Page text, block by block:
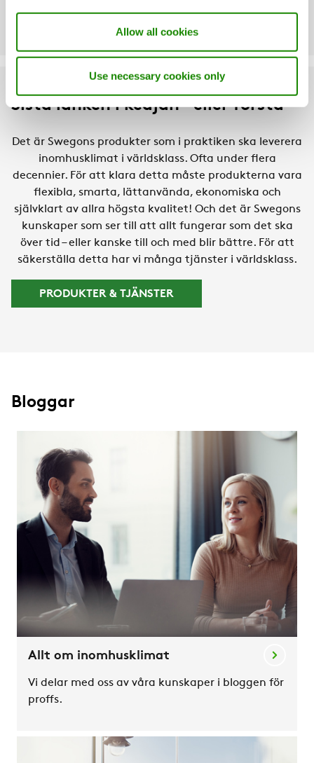
Allow all cookies
Use necessary cookies only
Sista länken i kedjan – eller första
Det är Swegons produkter som i praktiken ska leverera
inomhusklimat i världsklass. Ofta under flera
decennier. För att klara detta måste produkterna vara
flexibla, smarta, lättanvända, ekonomiska och
självklart av allra högsta kvalitet! Och det är Swegons
kunskaper som ser till att allt fungerar som det ska
över tid – eller kanske till och med blir bättre. För att
säkerställa detta har vi många tjänster i världsklass.
PRODUKTER & TJÄNSTER
Bloggar
Allt om inomhusklimat
Vi delar med oss av våra kunskaper i bloggen för
proffs.